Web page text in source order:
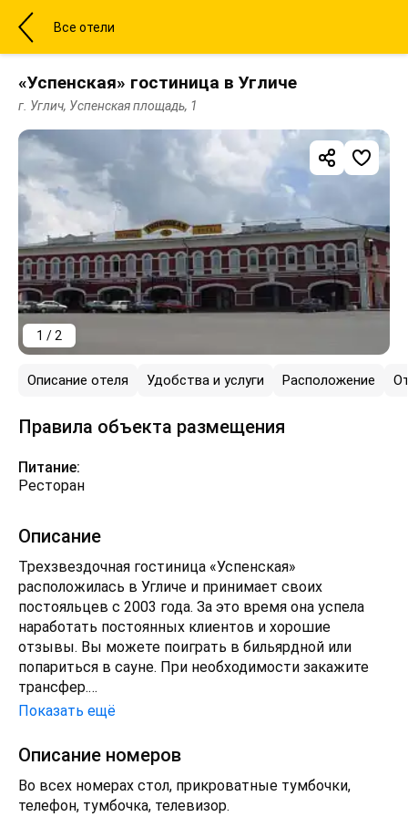
Все отели
«Успенская» гостиница в Угличе
г. Углич, Успенская площадь, 1
1 / 2
Описание отеля Удобства и услуги Расположение
Правила объекта размещения
Питание:
Ресторан
Описание
Трехзвездочная гостиница «Успенская»
расположилась в Угличе и принимает своих
постояльцев с 2003 года. За это время она успела
наработать постоянных клиентов и хорошие
отзывы. Вы можете поиграть в бильярдной или
попариться в сауне. При необходимости закажите
трансфер.
категориями, которые укомплектованы всей
необходимой техникой. Различаются они по
вместительности и классу комфорта. В любом
случае в каждом номере есть кровати с удобными
Показать ещё
Описание номеров
Во всех номерах стол, прикроватные тумбочки,
телефон, тумбочка, телевизор.